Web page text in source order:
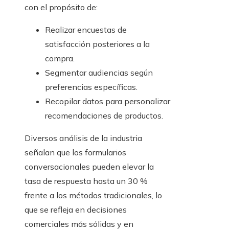
con el propósito de:
Realizar encuestas de
satisfacción posteriores a la
compra.
Segmentar audiencias según
preferencias específicas.
Recopilar datos para personalizar
recomendaciones de productos.
Diversos análisis de la industria
señalan que los formularios
conversacionales pueden elevar la
tasa de respuesta hasta un 30 %
frente a los métodos tradicionales, lo
que se refleja en decisiones
comerciales más sólidas y en